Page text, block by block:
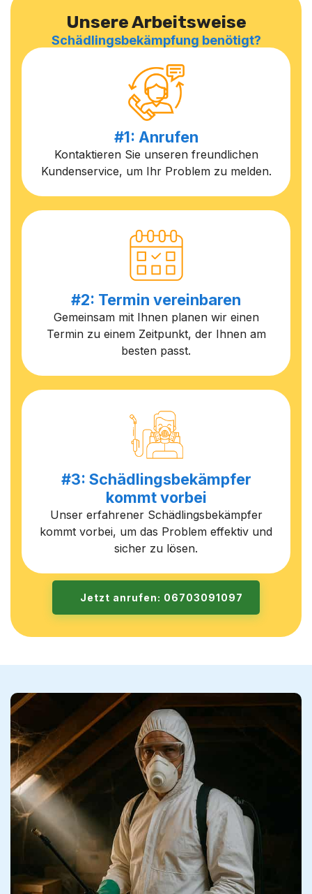
Unsere Arbeitsweise
Schädlingsbekämpfung benötigt?
#1: Anrufen
Kontaktieren Sie unseren freundlichen
Kundenservice, um Ihr Problem zu melden.
#2: Termin vereinbaren
Gemeinsam mit Ihnen planen wir einen
Termin zu einem Zeitpunkt, der Ihnen am
besten passt.
#3: Schädlingsbekämpfer
kommt vorbei
Unser erfahrener Schädlingsbekämpfer
kommt vorbei, um das Problem effektiv und
sicher zu lösen.
Jetzt anrufen: 06703091097